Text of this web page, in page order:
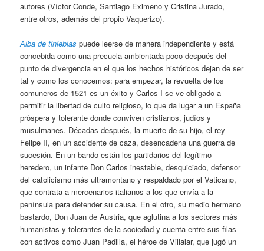
autores (Víctor Conde, Santiago Eximeno y Cristina Jurado,
entre otros, además del propio Vaquerizo).
Alba de tinieblas puede leerse de manera independiente y está
concebida como una precuela ambientada poco después del
punto de divergencia en el que los hechos históricos dejan de ser
tal y como los conocemos: para empezar, la revuelta de los
comuneros de 1521 es un éxito y Carlos I se ve obligado a
permitir la libertad de culto religioso, lo que da lugar a un España
próspera y tolerante donde conviven cristianos, judíos y
musulmanes. Décadas después, la muerte de su hijo, el rey
Felipe II, en un accidente de caza, desencadena una guerra de
sucesión. En un bando están los partidarios del legítimo
heredero, un infante Don Carlos inestable, desquiciado, defensor
del catolicismo más ultramontano y respaldado por el Vaticano,
que contrata a mercenarios italianos a los que envía a la
península para defender su causa. En el otro, su medio hermano
bastardo, Don Juan de Austria, que aglutina a los sectores más
humanistas y tolerantes de la sociedad y cuenta entre sus filas
con activos como Juan Padilla, el héroe de Villalar, que jugó un